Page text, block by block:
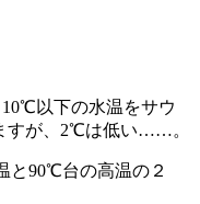
以下の水温をサウ
すが、2℃は低い……。
と90℃台の高温の２